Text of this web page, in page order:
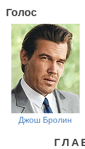
Голос
Джош Бролин